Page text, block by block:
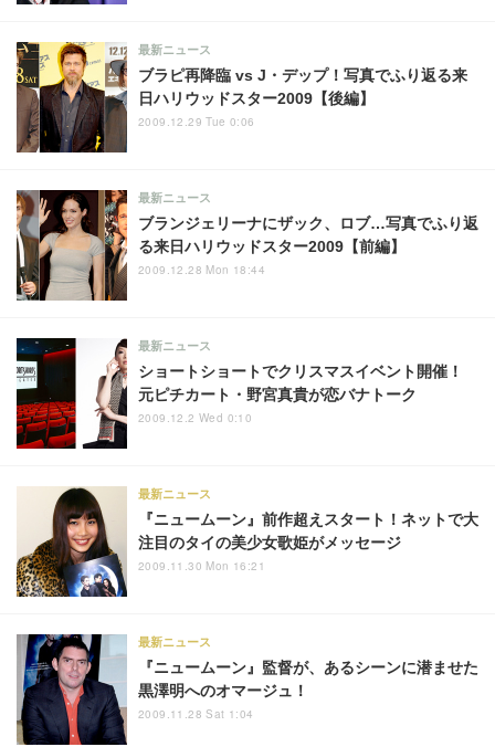
ブラピ再降臨 vs J・デップ！写真でふり返る来
日ハリウッドスター2009【後編】
最新ニュース
2009.12.29 Tue 0:06
ブランジェリーナにザック、ロブ…写真でふり返
る来日ハリウッドスター2009【前編】
最新ニュース
2009.12.28 Mon 18:44
ショートショートでクリスマスイベント開催！
元ピチカート・野宮真貴が恋バナトーク
最新ニュース
2009.12.2 Wed 0:10
『ニュームーン』前作超えスタート！ネットで大
注目のタイの美少女歌姫がメッセージ
最新ニュース
2009.11.30 Mon 16:21
『ニュームーン』監督が、あるシーンに潜ませた
黒澤明へのオマージュ！
最新ニュース
2009.11.28 Sat 1:04